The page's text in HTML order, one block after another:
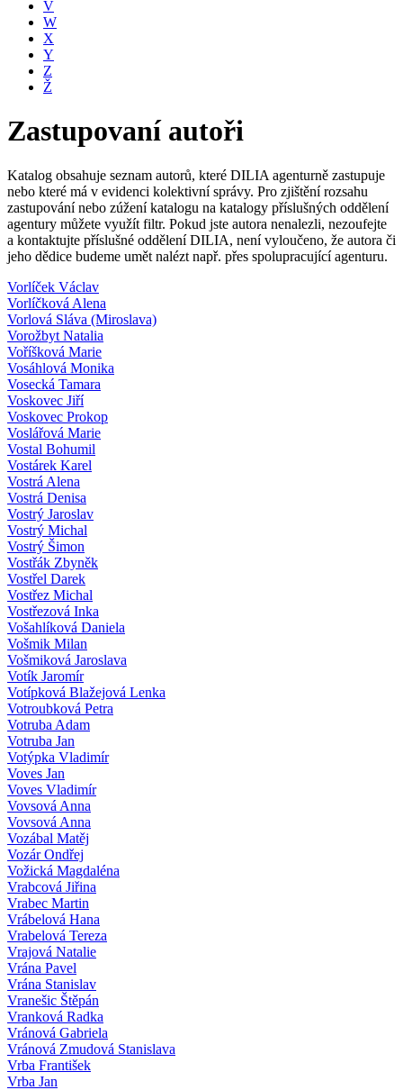
V
W
X
Y
Z
Ž
Zastupovaní autoři
Katalog obsahuje seznam autorů, které DILIA agenturně zastupuje
nebo které má v evidenci kolektivní správy. Pro zjištění rozsahu
zastupování nebo zúžení katalogu na katalogy příslušných oddělení
agentury můžete využít filtr. Pokud jste autora nenalezli, nezoufejte
a kontaktujte příslušné oddělení DILIA, není vyloučeno, že autora či
jeho dědice budeme umět nalézt např. přes spolupracující agenturu.
Vorlíček Václav
Vorlíčková Alena
Vorlová Sláva (Miroslava)
Vorožbyt Natalia
Voříšková Marie
Vosáhlová Monika
Vosecká Tamara
Voskovec Jiří
Voskovec Prokop
Voslářová Marie
Vostal Bohumil
Vostárek Karel
Vostrá Alena
Vostrá Denisa
Vostrý Jaroslav
Vostrý Michal
Vostrý Šimon
Vostřák Zbyněk
Vostřel Darek
Vostřez Michal
Vostřezová Inka
Vošahlíková Daniela
Vošmik Milan
Vošmiková Jaroslava
Votík Jaromír
Votípková Blažejová Lenka
Votroubková Petra
Votruba Adam
Votruba Jan
Votýpka Vladimír
Voves Jan
Voves Vladimír
Vovsová Anna
Vovsová Anna
Vozábal Matěj
Vozár Ondřej
Vožická Magdaléna
Vrabcová Jiřina
Vrabec Martin
Vrábelová Hana
Vrabelová Tereza
Vrajová Natalie
Vrána Pavel
Vrána Stanislav
Vranešic Štěpán
Vranková Radka
Vránová Gabriela
Vránová Zmudová Stanislava
Vrba František
Vrba Jan